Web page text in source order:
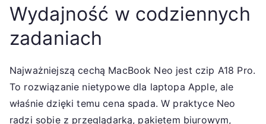
Wydajność w codziennych
zadaniach
Najważniejszą cechą MacBook Neo jest czip A18 Pro.
To rozwiązanie nietypowe dla laptopa Apple, ale
właśnie dzięki temu cena spada. W praktyce Neo
radzi sobie z przeglądarką, pakietem biurowym,